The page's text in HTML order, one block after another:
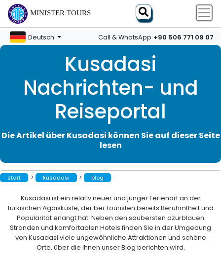
MINISTER TOURS
Deutsch Call & WhatsApp +90 506 771 09 07
Kusadasi
Nachrichten- und
Reiseportal
Die Artikel über Kusadasi können Sie auf dieser Seite
lesen
start > kusadasi > blog
Kusadasi ist ein relativ neuer und junger Ferienort an der
türkischen Ägäisküste, der bei Touristen bereits Berühmtheit und
Popularität erlangt hat. Neben den saubersten azurblauen
Stränden und komfortablen Hotels finden Sie in der Umgebung
von Kusadasi viele ungewöhnliche Attraktionen und schöne
Orte, über die Ihnen unser Blog berichten wird.